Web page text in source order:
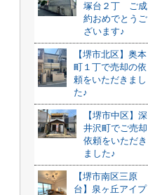
塚台２丁 ご成
約おめでとうご
ざいます♪
【堺市北区】奥本
町１丁で売却の依
頼をいただきまし
た♪
【堺市中区】深
井沢町でご売却
依頼をいただき
ました♪
【堺市南区三原
台】泉ヶ丘アイプ